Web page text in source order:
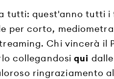
tutti: quest'anno tutti i
per corto,
Chi vincerà il
collegandosiqui
ringraziamento